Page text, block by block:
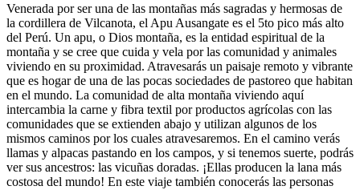
Venerada por ser una de las montañas más sagradas y hermosas de
la cordillera de Vilcanota, el Apu Ausangate es el 5to pico más alto
del Perú. Un apu, o Dios montaña, es la entidad espiritual de la
montaña y se cree que cuida y vela por las comunidad y animales
viviendo en su proximidad. Atravesarás un paisaje remoto y vibrante
que es hogar de una de las pocas sociedades de pastoreo que habitan
en el mundo. La comunidad de alta montaña viviendo aquí
intercambia la carne y fibra textil por productos agrícolas con las
comunidades que se extienden abajo y utilizan algunos de los
mismos caminos por los cuales atravesaremos. En el camino verás
llamas y alpacas pastando en los campos, y si tenemos suerte, podrás
ver sus ancestros: las vicuñas doradas. ¡Ellas producen la lana más
costosa del mundo! En este viaje también conocerás las personas